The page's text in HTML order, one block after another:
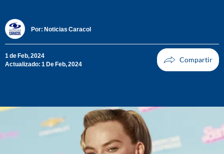
Por: Noticias Caracol
1 de Feb, 2024
Actualizado: 1 De Feb, 2024